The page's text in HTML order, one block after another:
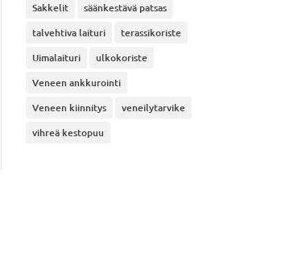
Sakkelit
säänkestävä patsas
talvehtiva laituri
terassikoriste
Uimalaituri
ulkokoriste
Veneen ankkurointi
Veneen kiinnitys
veneilytarvike
vihreä kestopuu